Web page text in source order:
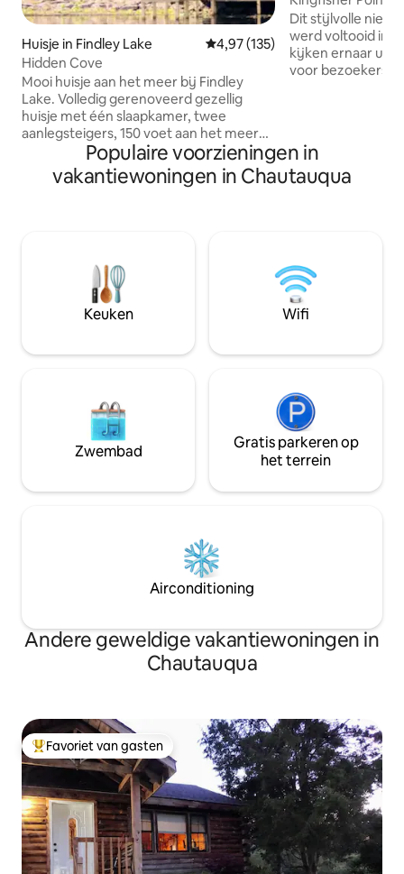
Huisje in Findley Lake Gemiddelde beoordeling van
4,97 (135)
Hidden Cove
Mooi huisje aan het meer bij Findley
Lake. Volledig gerenoveerd gezellig
huisje met één slaapkamer, twee
aanlegsteigers, 150 voet aan het meer
en een boothuis. Verscholen op een
schilderachtig bosrijk terrein, kun je
genieten van adembenemende
De keuken is van alle gemakken
voorzien. Op slechts een paar kilometer
van Peak n' Peek resort waar je kunt
genieten van skiën, fietsen, ziplinen,
woning aan het
Dit stijlvolle
werd voltooid in
kijken ernaar uit
voor bezoekers
zonsondergang
een van de twee
op het meer, of
toegestaan).
Populaire voorzieningen in
vakantiewoningen in Chautauqua
Keuken Wifi
Zwembad
Gratis parkeren op
het terrein
Airconditioning
Andere geweldige vakantiewoningen in
Chautauqua
Topfavoriet van gasten
Favoriet van gasten